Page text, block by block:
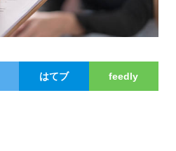
はてブ feedly